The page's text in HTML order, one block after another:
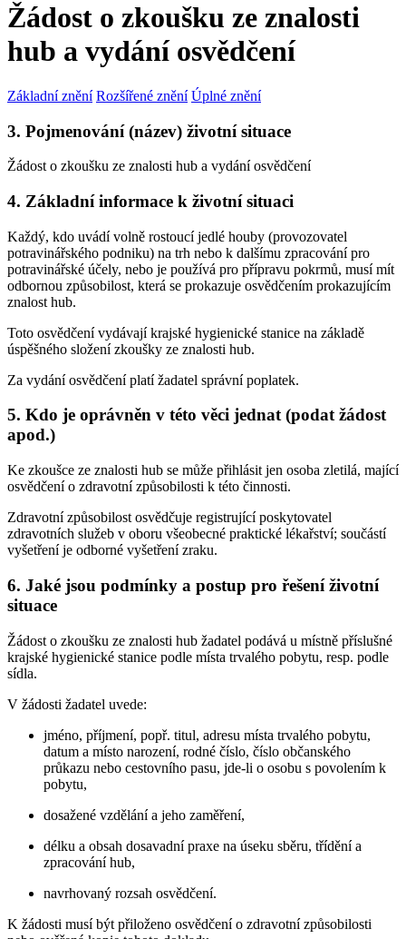
Žádost o zkoušku ze znalosti
hub a vydání osvědčení
Základní znění Rozšířené znění Úplné znění
3. Pojmenování (název) životní situace
Žádost o zkoušku ze znalosti hub a vydání osvědčení
4. Základní informace k životní situaci
Každý, kdo uvádí volně rostoucí jedlé houby (provozovatel
potravinářského podniku) na trh nebo k dalšímu zpracování pro
potravinářské účely, nebo je používá pro přípravu pokrmů, musí mít
odbornou způsobilost, která se prokazuje osvědčením prokazujícím
znalost hub.
Toto osvědčení vydávají krajské hygienické stanice na základě
úspěšného složení zkoušky ze znalosti hub.
Za vydání osvědčení platí žadatel správní poplatek.
5. Kdo je oprávněn v této věci jednat (podat žádost
apod.)
Ke zkoušce ze znalosti hub se může přihlásit jen osoba zletilá, mající
osvědčení o zdravotní způsobilosti k této činnosti.
Zdravotní způsobilost osvědčuje registrující poskytovatel
zdravotních služeb v oboru všeobecné praktické lékařství; součástí
vyšetření je odborné vyšetření zraku.
6. Jaké jsou podmínky a postup pro řešení životní
situace
Žádost o zkoušku ze znalosti hub žadatel podává u místně příslušné
krajské hygienické stanice podle místa trvalého pobytu, resp. podle
sídla.
V žádosti žadatel uvede:
jméno, příjmení, popř. titul, adresu místa trvalého pobytu,
datum a místo narození, rodné číslo, číslo občanského
průkazu nebo cestovního pasu, jde-li o osobu s povolením k
pobytu,
dosažené vzdělání a jeho zaměření,
délku a obsah dosavadní praxe na úseku sběru, třídění a
zpracování hub,
navrhovaný rozsah osvědčení.
K žádosti musí být přiloženo osvědčení o zdravotní způsobilosti